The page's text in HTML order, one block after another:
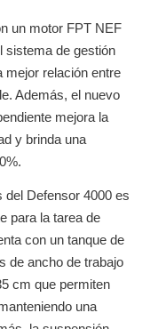
un motor FPT NEF
sistema de gestión
mejor relación entre
Además, el nuevo
mejora la
y brinda una
del Defensor 4000 es
para la tarea de
con un tanque de
de ancho de trabajo
cm que permiten
una